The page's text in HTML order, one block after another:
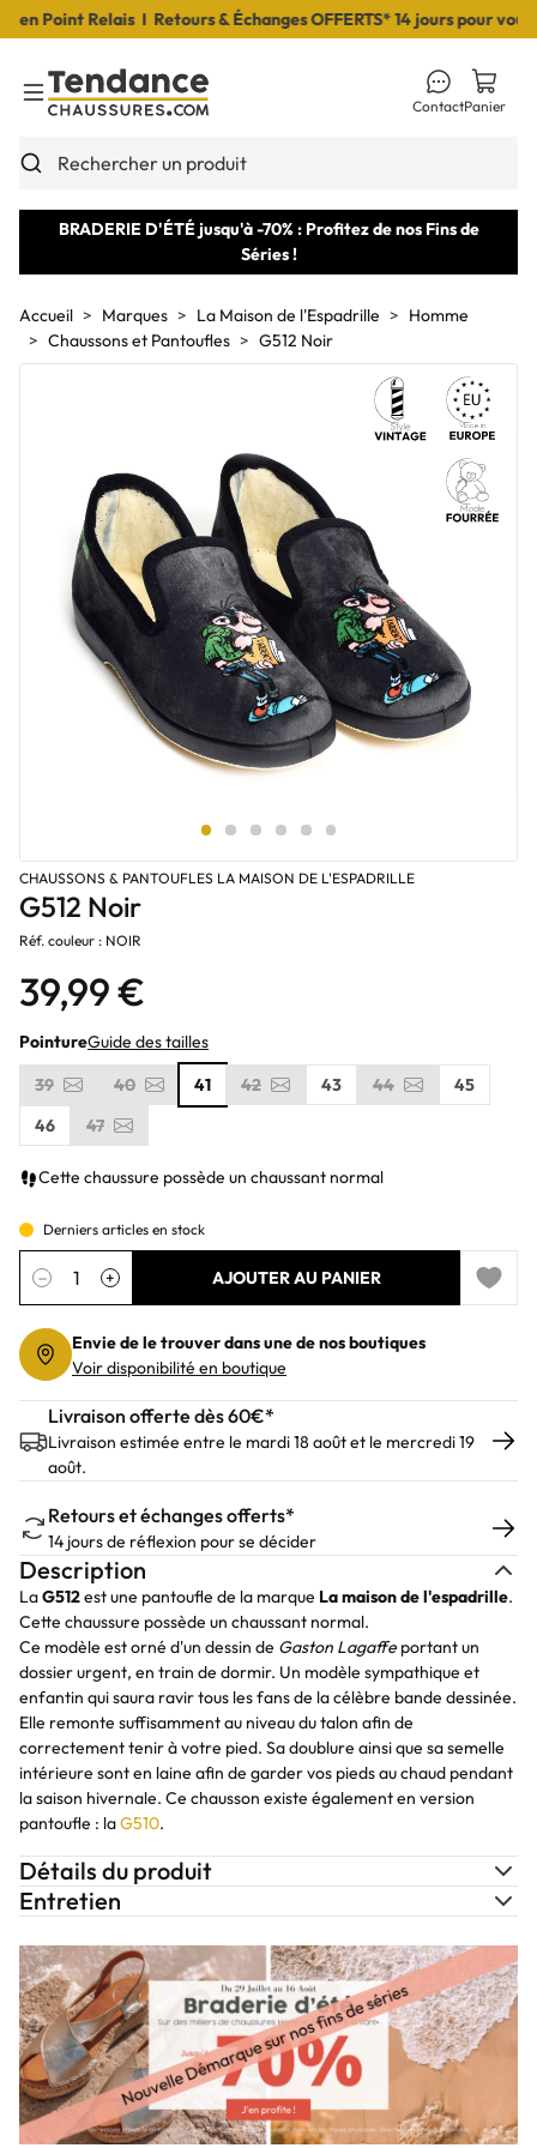
Point Relais I Retours & Échanges OFFERTS* 14 jours pour vous
Toggle Menu
Rechercher un produit
ContactPanier
BRADERIE D'ÉTÉ jusqu'à -70% : Profitez de nos Fins de
Séries !
Accueil Marques La Maison de l'Espadrille
Homme
Chaussons et Pantoufles
G512 Noir
CHAUSSONS & PANTOUFLES LA MAISON DE L'ESPADRILLE
G512 Noir
Réf. couleur : NOIR
39,99 €
PointureGuide des tailles
39
40 41 42 43 44
45
46
47
Cette chaussure possède un chaussant normal
Derniers articles en stock
Quantité
− + AJOUTER AU PANIER
Add to
Envie de le trouver dans une de nos boutiques
Voir disponibilité en boutique
Livraison offerte dès 60€*
Livraison estimée entre le mardi 18 août et le mercredi 19
août.
Retours et échanges offerts*
14 jours de réflexion pour se décider
Description
LaG512est une pantoufle de la marque La maison de l'espadrille.
Cette chaussure possède un chaussant normal.
Ce modèle est orné d'un dessin de Gaston Lagaffe portant un
dossier urgent, en train de dormir. Un modèle sympathique et
enfantin qui saura ravir tous les fans de la célèbre bande dessinée.
Elle remonte suffisamment au niveau du talon afin de
correctement tenir à votre pied. Sa doublure ainsi que sa semelle
intérieure sont en laine afin de garder vos pieds au chaud pendant
la saison hivernale. Ce chausson existe également en version
pantoufle : laG510.
Détails du produit
Entretien